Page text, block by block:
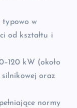
typowo w
od kształtu i
kW (około
silnikowej oraz
normy